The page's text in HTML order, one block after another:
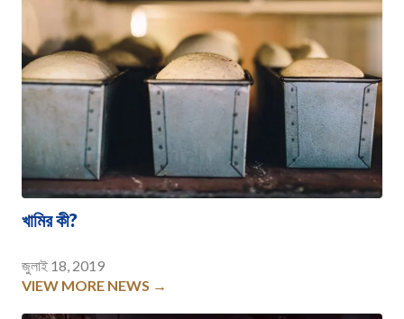
খামির কী?
জুলাই 18, 2019
VIEW MORE NEWS →